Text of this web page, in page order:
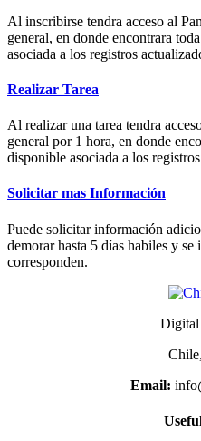
Al inscribirse tendra acceso al
general, en donde encontrara
asociada a los registros
Realizar Tarea
Al realizar una tarea tendra
general por 1 hora, en donde
disponible asociada a los
Solicitar mas Información
Puede solicitar información
demorar hasta 5 días habiles y se
corresponden.
Digital
Email: